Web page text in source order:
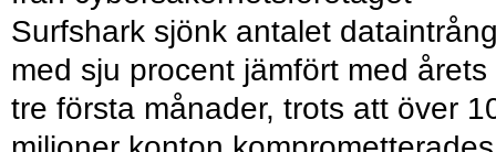
Surfshark sjönk antalet
med sju procent jämfört med årets
tre första månader, trots att över